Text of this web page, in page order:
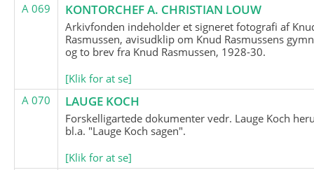
A 069
KONTORCHEF A. CHRISTIAN LOUW
Arkivfonden indeholder et signeret fotografi af
Rasmussen, avisudklip om Knud Rasmussens
og to brev fra Knud Rasmussen, 1928-30.
[Klik for at se]
A 070
LAUGE KOCH
Forskelligartede dokumenter vedr. Lauge Koch
bl.a. "Lauge Koch sagen".
[Klik for at se]